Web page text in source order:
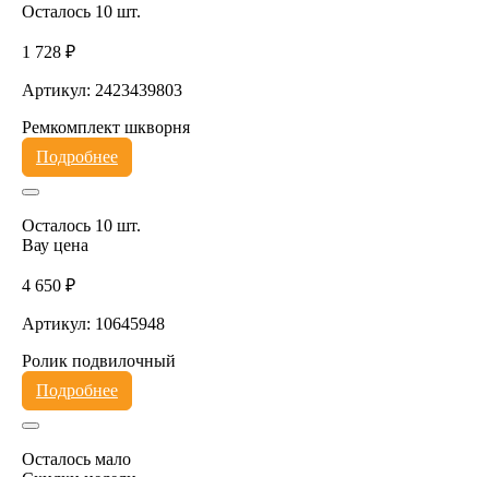
Осталось 10 шт.
1 728 ₽
Артикул: 2423439803
Ремкомплект шкворня
Подробнее
Осталось 10 шт.
Вау цена
4 650 ₽
Артикул: 10645948
Ролик подвилочный
Подробнее
Осталось мало